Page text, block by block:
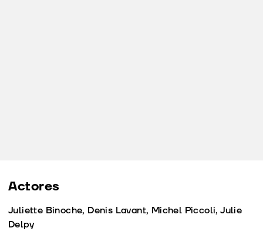
Actores
Juliette Binoche, Denis Lavant, Michel Piccoli, Julie
Delpy